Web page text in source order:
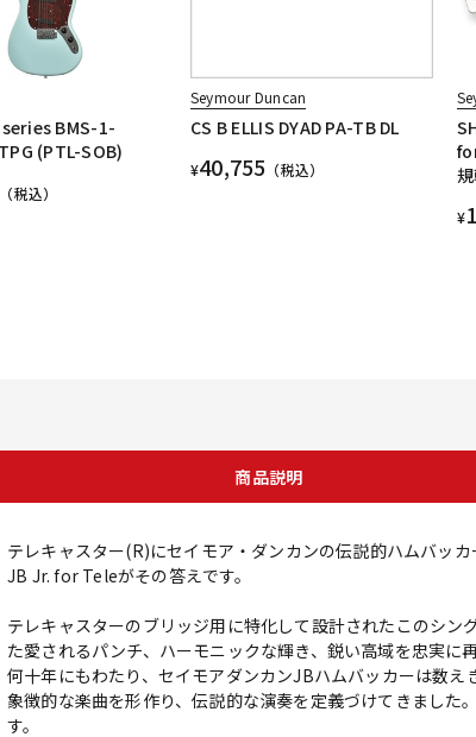
BMS-1-
(PTL-SOB)
（税込）
Seymour Duncan
CS B ELLIS DYAD PA-TB DL
¥40,755 （税込）
規
¥
商品説明
テレキャスター(R)にセイモア・ダンカンの伝説的ハムバッ
JB Jr. for Teleがその答えです。
テレキャスターのブリッジ用に特化して設計されたこのシ
た愛されるパンチ、ハーモニックな輝き、鋭い高域を忠実に再
何十年にもわたり、セイモアダンカンJBハムバッカーは数え
象徴的な楽曲を形作り、伝説的な演奏を定義づけてきまし
す。